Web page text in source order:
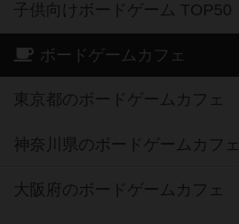
子供向けボードゲーム TOP50
ボードゲームカフェ
東京都のボードゲームカフェ
神奈川県のボードゲームカフェ
大阪府のボードゲームカフェ